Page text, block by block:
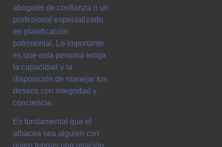
abogado de confianza o un
profesional especializado
en planificación
patrimonial. Lo importante
es que esta persona tenga
la capacidad y la
disposición de manejar tus
deseos con integridad y
conciencia.
Es fundamental que el
albacea sea alguien con